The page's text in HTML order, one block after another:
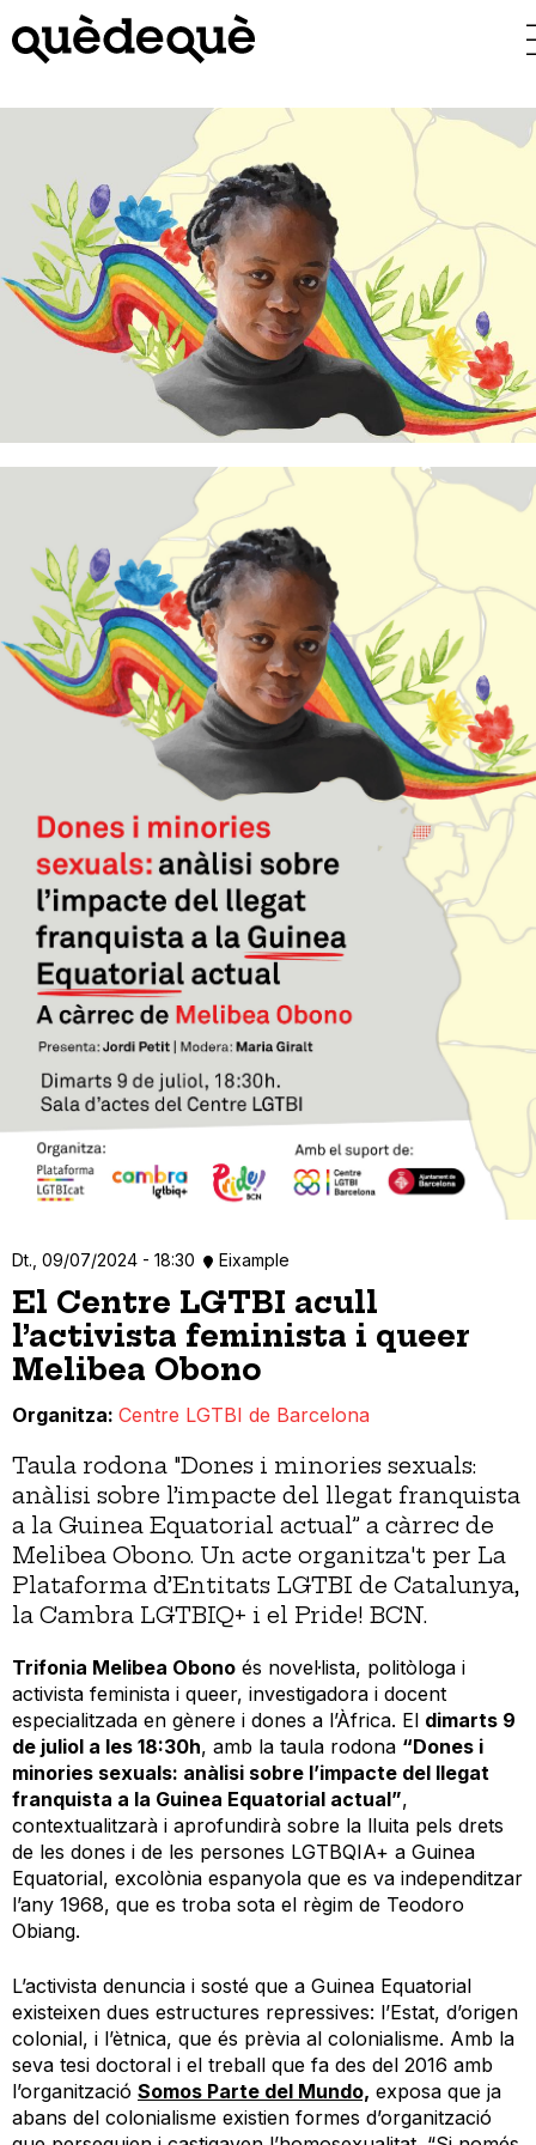
contingut
Dt., 09/07/2024 - 18:30 Eixample
El Centre LGTBI acull
l’activista feminista i queer
Melibea Obono
Organitza Centre LGTBI de Barcelona
Taula rodona "Dones i minories sexuals:
anàlisi sobre l’impacte del llegat franquista
a la Guinea Equatorial actual” a càrrec de
Melibea Obono. Un acte organitza't per La
Plataforma d’Entitats LGTBI de Catalunya,
la Cambra LGTBIQ+ i el Pride! BCN.
Trifonia Melibea Obono és novel·lista, politòloga i
activista feminista i queer, investigadora i docent
especialitzada en gènere i dones a l’Àfrica. El dimarts 9
de juliol a les 18:30h, amb la taula rodona “Dones i
minories sexuals: anàlisi sobre l’impacte del llegat
franquista a la Guinea Equatorial actual”,
contextualitzarà i aprofundirà sobre la lluita pels drets
de les dones i de les persones LGTBQIA+ a Guinea
Equatorial, excolònia espanyola que es va independitzar
l’any 1968, que es troba sota el règim de Teodoro
Obiang.
L’activista denuncia i sosté que a Guinea Equatorial
existeixen dues estructures repressives: l’Estat, d’origen
colonial, i l’ètnica, que és prèvia al colonialisme. Amb la
seva tesi doctoral i el treball que fa des del 2016 amb
l’organització Somos Parte del Mundo, exposa que ja
abans del colonialisme existien formes d’organització